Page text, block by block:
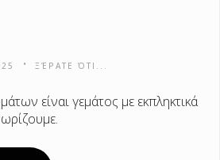
ΞΈΡΑΤΕ ΌΤΙ...
είναι γεμάτος με εκπληκτικά